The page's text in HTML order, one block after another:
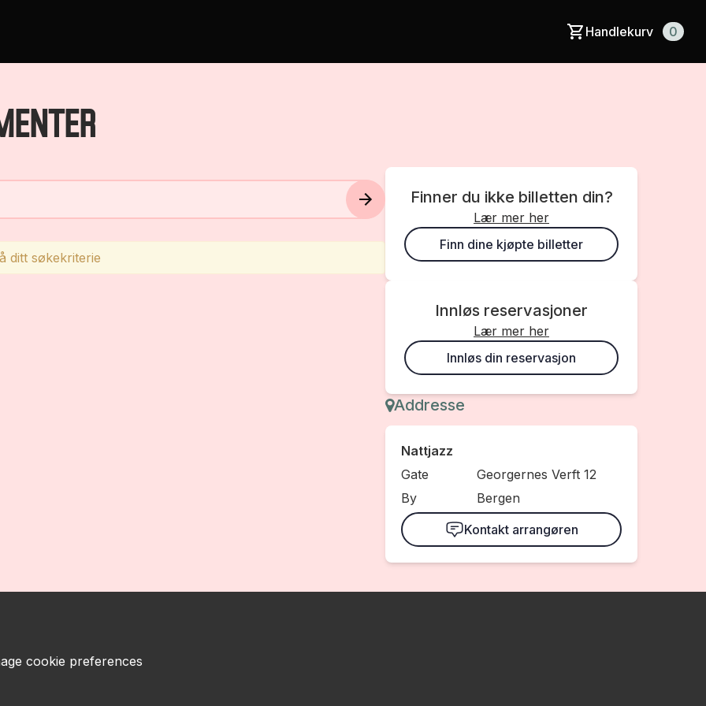
Handlekurv 0
ditt søkekriterie
Finner du ikke billetten din?
Lær mer her
Finn dine kjøpte billetter
Innløs reservasjoner
Lær mer her
Innløs din reservasjon
Addresse
Nattjazz
Gate
Georgernes Verft 12
By
Bergen
Kontakt arrangøren
cookie preferences